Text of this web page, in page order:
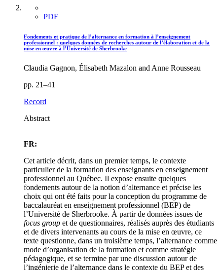
PDF
Fondements et pratique de l’alternance en formation à l’enseignement
professionnel : quelques données de recherches autour de l’élaboration et de la
mise en œuvre à l’Université de Sherbrooke
Claudia Gagnon, Élisabeth Mazalon and Anne Rousseau
pp. 21–41
Record
Abstract
FR:
Cet article décrit, dans un premier temps, le contexte
particulier de la formation des enseignants en enseignement
professionnel au Québec. Il expose ensuite quelques
fondements autour de la notion d’alternance et précise les
choix qui ont été faits pour la conception du programme de
baccalauréat en enseignement professionnel (BEP) de
l’Université de Sherbrooke. À partir de données issues de
focus group et de questionnaires, réalisés auprès des étudiants
et de divers intervenants au cours de la mise en œuvre, ce
texte questionne, dans un troisième temps, l’alternance comme
mode d’organisation de la formation et comme stratégie
pédagogique, et se termine par une discussion autour de
l’ingénierie de l’alternance dans le contexte du BEP et des